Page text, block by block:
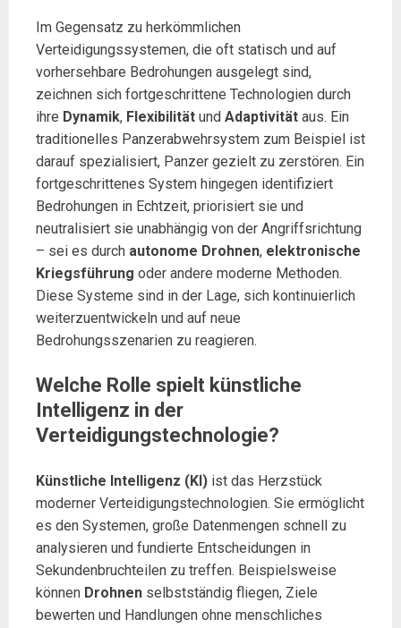
Im Gegensatz zu herkömmlichen
Verteidigungssystemen, die oft statisch und auf
vorhersehbare Bedrohungen ausgelegt sind,
zeichnen sich fortgeschrittene Technologien durch
ihre Dynamik, Flexibilität und Adaptivität aus. Ein
traditionelles Panzerabwehrsystem zum Beispiel ist
darauf spezialisiert, Panzer gezielt zu zerstören. Ein
fortgeschrittenes System hingegen identifiziert
Bedrohungen in Echtzeit, priorisiert sie und
neutralisiert sie unabhängig von der Angriffsrichtung
– sei es durch autonome Drohnen, elektronische
Kriegsführung oder andere moderne Methoden.
Diese Systeme sind in der Lage, sich kontinuierlich
weiterzuentwickeln und auf neue
Bedrohungsszenarien zu reagieren.
Welche Rolle spielt künstliche
Intelligenz in der
Verteidigungstechnologie?
Künstliche Intelligenz (KI) ist das Herzstück
moderner Verteidigungstechnologien. Sie ermöglicht
es den Systemen, große Datenmengen schnell zu
analysieren und fundierte Entscheidungen in
Sekundenbruchteilen zu treffen. Beispielsweise
können Drohnen selbstständig fliegen, Ziele
bewerten und Handlungen ohne menschliches